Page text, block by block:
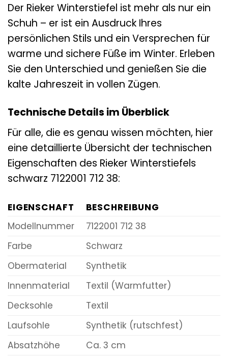
Der Rieker Winterstiefel ist mehr als nur ein
Schuh – er ist ein Ausdruck Ihres
persönlichen Stils und ein Versprechen für
warme und sichere Füße im Winter. Erleben
Sie den Unterschied und genießen Sie die
kalte Jahreszeit in vollen Zügen.
Technische Details im Überblick
Für alle, die es genau wissen möchten, hier
eine detaillierte Übersicht der technischen
Eigenschaften des Rieker Winterstiefels
schwarz 7122001 712 38:
EIGENSCHAFT
BESCHREIBUNG
Modellnummer
7122001 712 38
Farbe
Schwarz
Obermaterial
Synthetik
Innenmaterial
Textil (Warmfutter)
Decksohle
Textil
Laufsohle
Synthetik (rutschfest)
Absatzhöhe
Ca. 3 cm